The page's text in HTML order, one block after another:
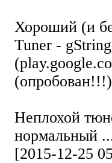
Хороший (и
Tuner -
(опробован!!!)
Неплохой
нормальный
[2015-12-25